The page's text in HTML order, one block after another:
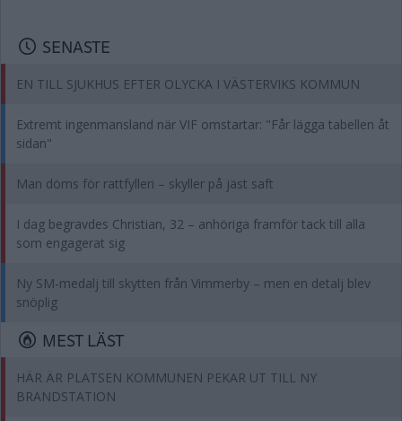
SENASTE
EN TILL SJUKHUS EFTER OLYCKA I VÄSTERVIKS KOMMUN
Extremt ingenmansland när VIF omstartar: "Får lägga tabellen åt
sidan"
Man döms för rattfylleri – skyller på jäst saft
I dag begravdes Christian, 32 – anhöriga framför tack till alla
som engagerat sig
Ny SM-medalj till skytten från Vimmerby – men en detalj blev
snöplig
MEST LÄST
HÄR ÄR PLATSEN KOMMUNEN PEKAR UT TILL NY
BRANDSTATION